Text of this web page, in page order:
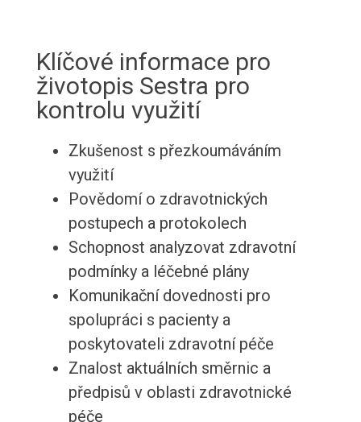
Klíčové informace pro
životopis Sestra pro
kontrolu využití
Zkušenost s přezkoumáváním
využití
Povědomí o zdravotnických
postupech a protokolech
Schopnost analyzovat zdravotní
podmínky a léčebné plány
Komunikační dovednosti pro
spolupráci s pacienty a
poskytovateli zdravotní péče
Znalost aktuálních směrnic a
předpisů v oblasti zdravotnické
péče